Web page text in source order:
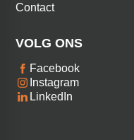
Contact
VOLG ONS
Facebook
Instagram
LinkedIn